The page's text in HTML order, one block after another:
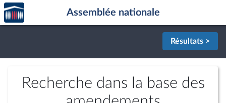
Aller au contenu
Aller en bas de la page
Accèder
à la
page
Assemblée nationale
Résultats >
Recherche dans la base des